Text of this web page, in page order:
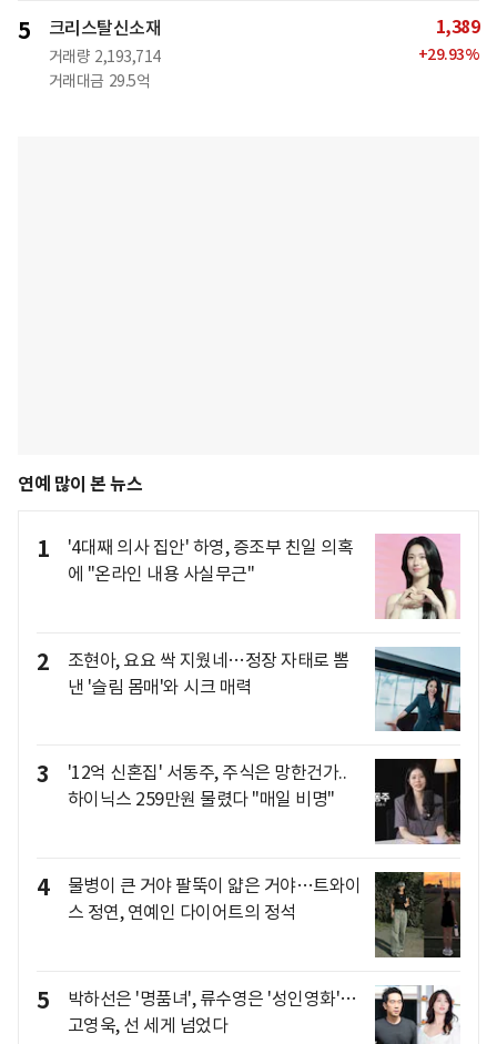
5 크리스탈신소재
거래량 2,193,714
거래대금 29.5억
1,389
+29.93%
연예 많이 본 뉴스
1
'4대째 의사 집안' 하영, 증조부 친일 의혹
에 "온라인 내용 사실무근"
2
조현아, 요요 싹 지웠네…정장 자태로 뽐
낸 '슬림 몸매'와 시크 매력
3
'12억 신혼집' 서동주, 주식은 망한건가..
하이닉스 259만원 물렸다 "매일 비명"
4
물병이 큰 거야 팔뚝이 얇은 거야…트와이
스 정연, 연예인 다이어트의 정석
5
박하선은 '명품녀', 류수영은 '성인영화'…
고영욱, 선 세게 넘었다